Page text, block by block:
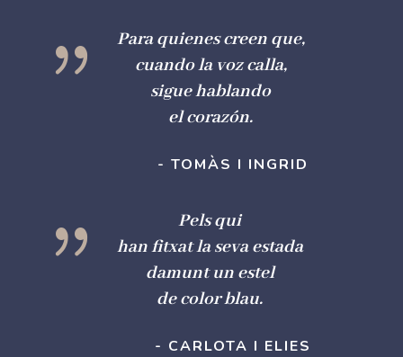
{
Para quienes creen que,
cuando la voz calla,
sigue hablando
el corazón.
- TOMÀS I INGRID
{
Pels qui
han fitxat la seva estada
damunt un estel
de color blau.
- CARLOTA I ELIES